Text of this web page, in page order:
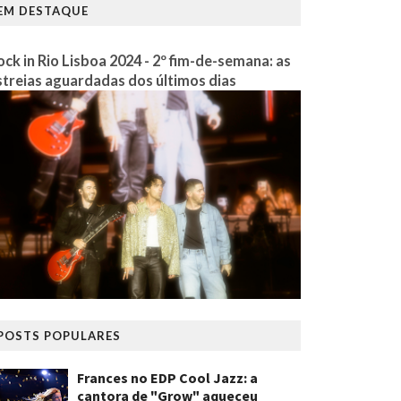
DESTAQUE
in Rio Lisboa 2024 - 2º fim-de-semana: as
aguardadas dos últimos dias
POPULARES
Frances no EDP Cool Jazz: a
cantora de "Grow" aqueceu